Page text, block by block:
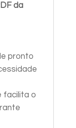
da
pronto
facilita o